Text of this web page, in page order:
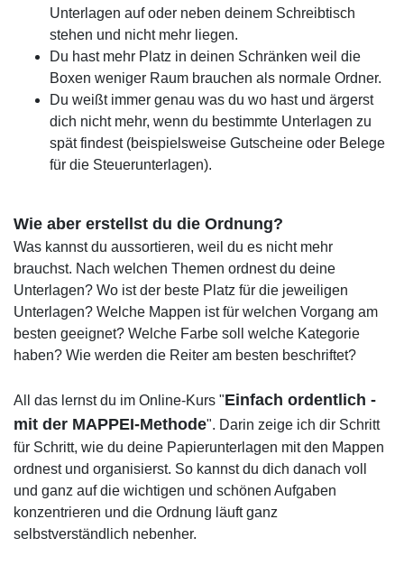
Unterlagen auf oder neben deinem Schreibtisch
stehen und nicht mehr liegen.
Du hast mehr Platz in deinen Schränken weil die
Boxen weniger Raum brauchen als normale Ordner.
Du weißt immer genau was du wo hast und ärgerst
dich nicht mehr, wenn du bestimmte Unterlagen zu
spät findest (beispielsweise Gutscheine oder Belege
für die Steuerunterlagen).
Wie aber erstellst du die Ordnung?
Was kannst du aussortieren, weil du es nicht mehr
brauchst. Nach welchen Themen ordnest du deine
Unterlagen? Wo ist der beste Platz für die jeweiligen
Unterlagen? Welche Mappen ist für welchen Vorgang am
besten geeignet? Welche Farbe soll welche Kategorie
haben? Wie werden die Reiter am besten beschriftet?
All das lernst du im Online-Kurs "Einfach ordentlich -
mit der MAPPEI-Methode". Darin zeige ich dir Schritt
für Schritt, wie du deine Papierunterlagen mit den Mappen
ordnest und organisierst. So kannst du dich danach voll
und ganz auf die wichtigen und schönen Aufgaben
konzentrieren und die Ordnung läuft ganz
selbstverständlich nebenher.